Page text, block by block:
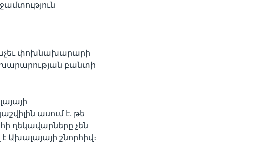
փոխնախարարի
բանտի
ասում է, թե
ղեկավարները չեն
Ախալայայի շնորհիվ։